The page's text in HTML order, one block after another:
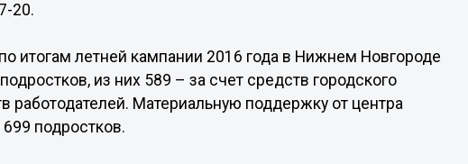
20.
итогам летней кампании 2016 года в Нижнем Новгороде
из них 589 – за счет средств городского
работодателей. Материальную поддержку от центра
подростков.